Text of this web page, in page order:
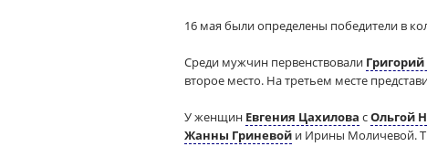
16 мая были определены победители в
Среди мужчин первенствовали
второе место. На третьем месте
У женщин Евгения Цахилова сОльгой
Жанны Гриневой и Ирины Моличевой.